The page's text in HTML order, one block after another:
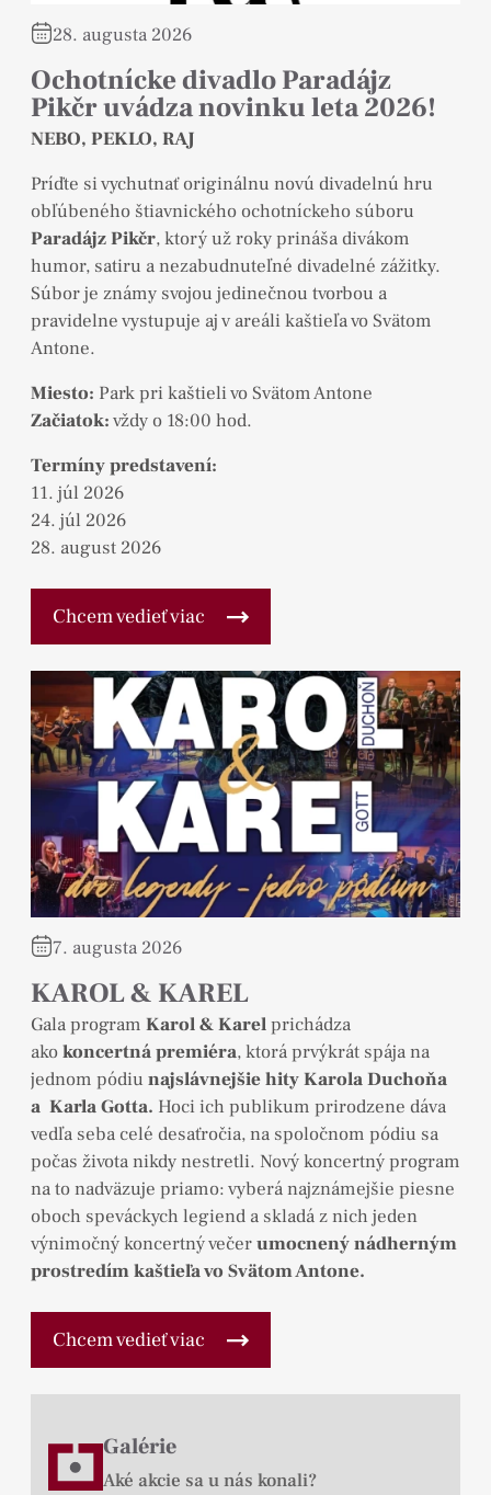
28. augusta 2026
Ochotnícke divadlo Paradájz
Pikčr uvádza novinku leta 2026!
NEBO, PEKLO, RAJ
Príďte si vychutnať originálnu novú divadelnú hru
obľúbeného štiavnického ochotníckeho súboru
Paradájz Pikčr, ktorý už roky prináša divákom
humor, satiru a nezabudnuteľné divadelné zážitky.
Súbor je známy svojou jedinečnou tvorbou a
pravidelne vystupuje aj v areáli kaštieľa vo Svätom
Antone.
Miesto: Park pri kaštieli vo Svätom Antone
Začiatok:vždy o 18:00 hod.
Termíny predstavení:
11. júl 2026
24. júl 2026
28. august 2026
Chcem vedieť viac
7. augusta 2026
KAROL & KAREL
Gala program Karol & Karelprichádza
akokoncertná premiéra, ktorá prvýkrát spája na
jednom pódiu najslávnejšie hity Karola Duchoňa
a Karla Gotta. Hoci ich publikum prirodzene dáva
vedľa seba celé desaťročia, na spoločnom pódiu sa
počas života nikdy nestretli. Nový koncertný program
na to nadväzuje priamo: vyberá najznámejšie piesne
oboch speváckych legiend a skladá z nich jeden
výnimočný koncertný večerumocnený nádherným
prostredím kaštieľa vo Svätom Antone.
Chcem vedieť viac
Galérie
Aké akcie sa u nás konali?